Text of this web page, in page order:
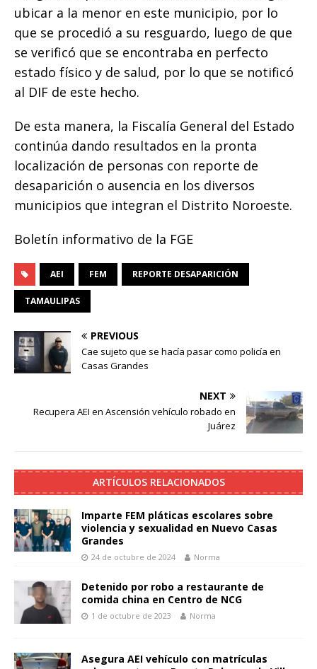
ubicar a la menor en este municipio, por lo
que se procedió a su resguardo, luego de que
se verificó que se encontraba en perfecto
estado físico y de salud, por lo que se notificó
al DIF de este hecho.
De esta manera, la Fiscalía General del Estado
continúa dando resultados en la pronta
localización de personas con reporte de
desaparición o ausencia en los diversos
municipios que integran el Distrito Noroeste.
Boletín informativo de la FGE
AEI FEM REPORTE DESAPARICIÓN
TAMAULIPAS
PREVIOUS
Cae sujeto que se hacía pasar como policía en
Casas Grandes
NEXT
Recupera AEI en Ascensión vehículo robado en
Juárez
ARTÍCULOS RELACIONADOS
Imparte FEM pláticas escolares sobre
violencia y sexualidad en Nuevo Casas
Grandes
24 de octubre de 2024 Norma
Detenido por robo a restaurante de
comida china en Centro de NCG
1 de octubre de 2023 Norma
Asegura AEI vehículo con matrículas